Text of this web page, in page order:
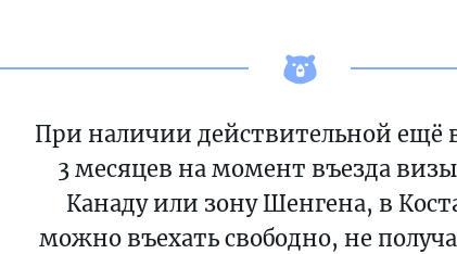
При наличии действительной ещё
3 месяцев на момент въезда
Канаду или зону Шенгена, в
можно въехать свободно, не